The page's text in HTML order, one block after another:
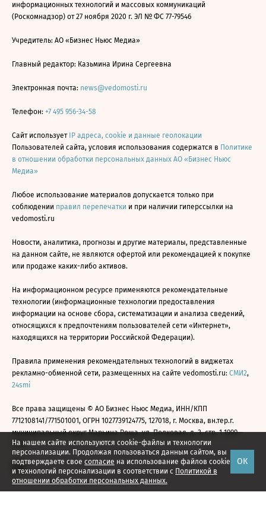
На нашем сайте используются cookie-файлы и технологии
персонализации. Продолжая пользоваться данным сайтом, вы
подтверждаете свое согласие на использование файлов cookie
и технологий персонализации в соответствии с Политикой в
отношении обработки персональных данных.
ОК
информационных технологий и массовых коммуникаций
(Роскомнадзор) от 27 ноября 2020 г. ЭЛ № ФС 77-79546
Учредитель: АО «Бизнес Ньюс Медиа»
Главный редактор: Казьмина Ирина Сергеевна
Электронная почта: news@vedomosti.ru
Телефон: +7 495 956-34-58
Сайт использует IP адреса, cookie и данные геолокации
Пользователей сайта, условия использования содержатся в Политике
в отношении обработки персональных данных АО «Бизнес Ньюс
Медиа»
Любое использование материалов допускается только при
соблюдении правил перепечатки и при наличии гиперссылки на
vedomosti.ru
Новости, аналитика, прогнозы и другие материалы, представленные
на данном сайте, не являются офертой или рекомендацией к покупке
или продаже каких-либо активов.
На информационном ресурсе применяются рекомендательные
технологии (информационные технологии предоставления
информации на основе сбора, систематизации и анализа сведений,
относящихся к предпочтениям пользователей сети «Интернет»,
находящихся на территории Российской Федерации).
Правила применения рекомендательных технологий в виджетах
рекламно-обменной сети, размещенных на сайте vedomosti.ru: СМИ2,
24smi
Все права защищены © АО Бизнес Ньюс Медиа, ИНН/КПП
7712108141/771501001, ОГРН 1027739124775, 127018, г. Москва, вн.тер.г.
муниципальный округ Марьина Роща, ул. Полковая, д. 3, стр. 1 1999—
2026